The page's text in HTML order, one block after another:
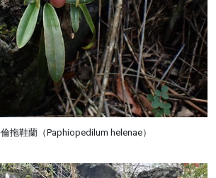
拖鞋蘭（Paphiopedilum helenae）